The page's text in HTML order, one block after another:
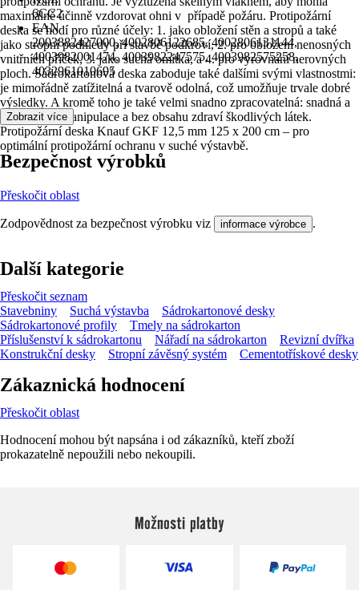
6CC2
EAN
2003882427000, 4002806122685, 4002806131144,
4003982001474, 4003982247575, 4003982575258,
4032961010695
maximálně účinně vzdorovat ohni v případě požáru. Protipožární
deska se hodí pro různé účely: 1. jako obložení stěn a stropů a také
jako stropní podhledy při stavbě podkroví, 2. pro obložení nenosných
vnitřních příček, 3. jako suchá omítka, a 4. pro vyrovnání nerovných
ploch. Sádrokartonová deska zaboduje také dalšími svými vlastnostmi:
je mimořádně zatížitelná a tvarově odolná, což umožňuje trvale dobré
výsledky. A kromě toho je také velmi snadno zpracovatelná: snadná a
jednoduchá manipulace a bez obsahu zdraví škodlivých látek.
Protipožární deska Knauf GKF 12,5 mm 125 x 200 cm – pro
optimální protipožární ochranu v suché výstavbě.
Zobrazit více
Bezpečnost výrobků
Přeskočit oblast
Zodpovědnost za bezpečnost výrobku viz informace výrobce .
Další kategorie
Přeskočit seznam
Stavebniny
Suchá výstavba
Sádrokartonové desky
Sádrokartonové profily
Tmely na sádrokarton
Příslušenství k sádrokartonu
Nářadí na sádrokarton
Revizní dvířka
Konstrukční desky
Stropní závěsný systém Cementotřískové desky
Zákaznická hodnocení
Přeskočit oblast
Hodnocení mohou být napsána i od zákazníků, kteří zboží
prokazatelně nepoužili nebo nekoupili.
Možnosti platby